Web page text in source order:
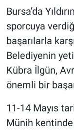
Bursa’da
sporcuya
başarılarla
Belediyenin
Kübra İlgün,
önemli bir
11-14 Mayıs
Münih
Magazin
Siyaset
Yaşam
Spor
Nöbetçi